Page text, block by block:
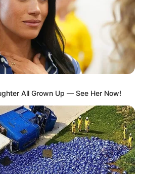
All Grown Up — See Her Now!